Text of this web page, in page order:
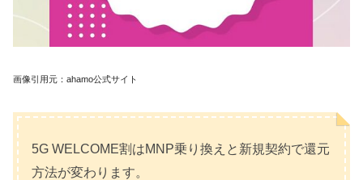
画像引用元：ahamo公式サイト
5G WELCOME割はMNP乗り換えと新規契約で還元
方法が変わります。